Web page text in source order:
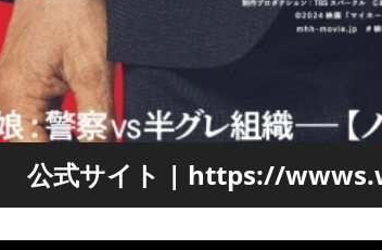
公式サイト | https://